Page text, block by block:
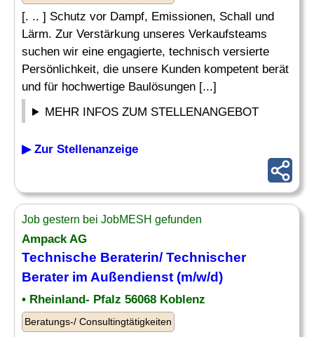
[. .. ] Schutz vor Dampf, Emissionen, Schall und
Lärm. Zur Verstärkung unseres Verkaufsteams
suchen wir eine engagierte, technisch versierte
Persönlichkeit, die unsere Kunden kompetent berät
und für hochwertige Baulösungen [...]
MEHR INFOS ZUM STELLENANGEBOT
▶ Zur Stellenanzeige
Job gestern bei JobMESH gefunden
Ampack AG
Technische Beraterin/ Technischer
Beraterim Außendienst (m/w/d)
• Rheinland- Pfalz 56068 Koblenz
Beratungs-/ Consultingtätigkeiten